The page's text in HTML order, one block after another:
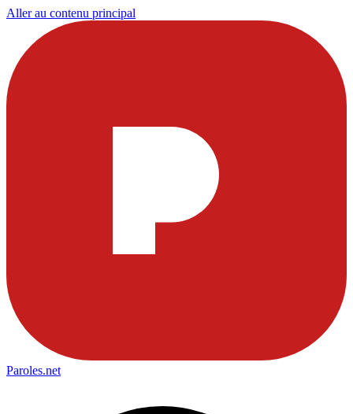
Aller au contenu principal
Paroles.net